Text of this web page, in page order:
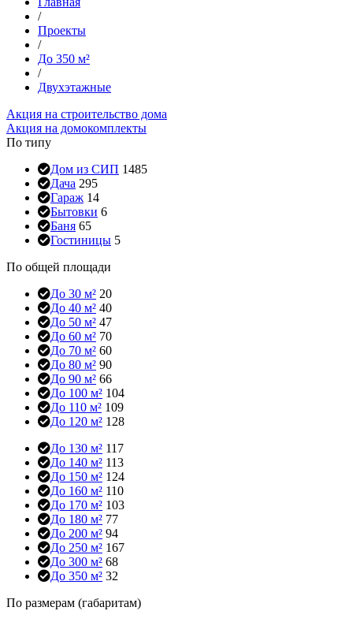
/
Проекты
/
До 350 м²
/
Двухэтажные
Акция на строительство дома
Акция на домокомплекты
По типу
Дом из СИП 1485
Дача 295
Гараж 14
Бытовки 6
Баня 65
Гостиницы 5
По общей площади
До 30 м² 20
До 40 м² 40
До 50 м² 47
До 60 м² 70
До 70 м² 60
До 80 м² 90
До 90 м² 66
До 100 м² 104
До 110 м² 109
До 120 м² 128
До 130 м² 117
До 140 м² 113
До 150 м² 124
До 160 м² 110
До 170 м² 103
До 180 м² 77
До 200 м² 94
До 250 м² 167
До 300 м² 68
До 350 м² 32
По размерам (габаритам)